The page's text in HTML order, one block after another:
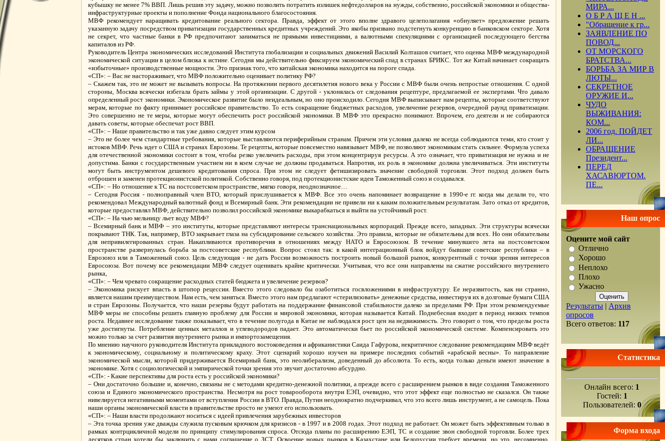
кубышку не менее 7% ВВП. Лишь решив эту задачу, можно позволить потратить излишек нефтедолларов на нужды, собственно, российской экономики и общества-
инфраструктурные проекты и пополнение Фонда национального благосостояния.
МВФ рекомендует наращивать кредитование реального сектора. Правда, эффект от этого вполне здравого целеполагания «обнуляет» предложение решать
указанную задачу посредством приватизации государственных кредитных учреждений. Это якобы призвано подстегнуть конкуренцию в банковском секторе. Хотя
не секрет, что частные банки в РФ предпочитают заниматься не прямыми инвестициями, а валютными спекуляциями с организацией последующего бегства
капиталов из РФ.
Руководитель Центра экономических исследований Института глобализации и социальных движений Василий Колташов считает, что оценка МВФ международной
экономической ситуации в целом близка к истине. Сегодня мы действительно фиксируем экономический спад в странах БРИКС. Тот же Китай начинает сокращать
«избыточные» производственные мощности. Это признак того, что китайская экономика находится на пороге спада.
«СП»: – Вас не настораживает, что МВФ положительно оценивает политику РФ?
– Скажем так, это не может не вызывать вопросы. На протяжении первого десятилетия нового века у России с МВФ были очень непростые отношения. С одной
стороны, Москва всячески избегала брать займы у этой организации. С другой - уклонялась от следования рецептуре, предлагаемой ее экспертами. Что давало
определенный рост экономики. Экономическое развитие было неидеальным, но оно происходило. Сегодня МВФ выписывает нам рецепты, которые соответствуют
мерам, которые по факту принимает российское правительство. То есть сокращение бюджетных расходов, увеличение резервов, очередной раунд приватизации.
Это совершенно не те меры, которые могут обеспечить рост российской экономики. В МВФ это прекрасно понимают. Впрочем, его деятели и не собираются
давать советы, которые обеспечат рост ВВП.
«СП»: – Наше правительство и так уже давно следует этим курсом
– Это не более чем стандартные требования, которые выставляются периферийным странам. Причем эти условия далеко не всегда соблюдаются теми, кто стоит у
истоков МВФ. Речь идет о США и странах Еврозоны. Те рецепты, которые повсеместно навязывает МВФ, не позволяют экономикам стать сильнее. Формула успеха
для отечественной экономики состоит в том, чтобы резко увеличить расходы, при этом концентрируя ресурсы. А это означает, что приватизация не нужна и не
допустима. Банки с государственным участием ни в коем случае не должны продаваться. Напротив, их роль в экономике должна увеличиваться. Эти институты
могут быть инструментом дешевого кредитования спроса. При этом не следует фетишизировать значение свободной торговли. Этот подход должен быть
отброшен и заменен протекционистской политикой. Собственно говоря, под протекционистские идеи Таможенный союз и создавался.
«СП»: – Но отношение к ТС на постсоветском пространстве, мягко говоря, неоднозначное…
– Сегодня Россия - полноправный член ВТО, который прислушивается к МВФ. Все это очень напоминает возвращение в 1990-е гг. когда мы делали то, что
рекомендовал Международный валютный фонд и Всемирный банк. Эти рекомендации не привели ни к каким положительным результатам. Зато отказ от кредитов,
которые предоставлял МВФ, действительно позволил российской экономике выкарабкаться и выйти на устойчивый рост.
«СП»: – На чью мельницу льет воду МВФ?
– Всемирный банк и МВФ – это институты, которые представляют интересы транснациональных корпораций. Прежде всего, западных. Эти структуры всячески
покрывают ТНК. Так, например, ВТО закрывает глаза на субсидирование сельского хозяйства. Это правила, которые не обязательны для всех. Но они обязательны
для непривилегированных стран. Накапливаются противоречия в отношениях между НАТО и Евросоюзом. В течение минувшего лета на постсоветском
пространстве развернулась борьба за постсоветские республики. Вопрос стоял так: в какой интеграционный блок войдут бывшие советские республики – в
Еврозоюз или в Таможенный союз. Цель следующая - не дать России возможность построить новый большой рынок, конкурентный с точки зрения интересов
Евросоюза. Вот почему все рекомендации МВФ следует оценивать крайне критически. Учитывая, что все они направлены на сжатие российского внутреннего
рынка,
«СП»: – Чем чревато сокращение расходных статей бюджета и увеличение резервов?
– Экономика рискует впасть в штопор рецессии. Вместо этого следовало бы озаботиться госвложениями в инфраструктуру. Ее неразвитость, как ни странно,
является нашим преимуществом. Нам есть, чем заняться. Вместо этого нам предлагают «стерилизовать» денежные средства, инвестируя их в долговые бумаги США
и стран Еврозоны. Получается, что наши резервы будут работать на поддержание финансовой стабильности далеко за пределами РФ. При этом рекомендуемые
МВФ меры не способны решить главную проблему для России и мировой экономики, которая называется Китай. Поднебесная входит в период низких темпов
роста. Недавнее исследование также показывает, что в течение полугода в Китае не наблюдался рост цен на недвижимость. Это говорит о том, что пределы роста
уже достигнуты. Потребление ценных металлов и углеводородов падает. Это автоматически бьет по российской экономической системе. Компенсировать это
можно только за счет развития внутреннего рынка и импортозамещения.
По мнению научного руководителя Института прикладного востоковедения и африканистики Саида Гафурова, некритичное следование рекомендациям МВФ ведёт
к экономическому, социальному и политическому краху. Этот сценарий хорошо изучен на примере последних событий «арабской весны». То направление
экономической мысли, которой придерживается Всемирный банк, это неолиберализм, доведенный до абсолюта. То есть, когда только деньги имеют значение в
экономике. Хотя с социологической и эмпирической точки зрения это звучит достаточно абсурдно.
«СП»: - Какие перспективы для роста есть у российской экономики?
– Они достаточно большие и, конечно, связаны не с методами кредитно-денежной политики, а прежде всего с расширением рынков в виде создания Таможенного
союза и Единого экономического пространства. Несмотря на рост товарооборота внутри ЕЭП, очевидно, что этот эффект еще полностью не сказался. Он также
нивелируется негативными моментами от вступления России в ВТО. Правда, Путин неоднократно подчеркивал, что это всего лишь инструмент, а не самоцель. Пока
наши органы экономической власти в правительстве просто не умеют его использовать.
«СП»: – Наши власти продолжают носиться с идеей привлечения зарубежных инвесторов
– Эта точка зрения уже дважды служила пусковым крючком для кризисов - в 1997 и в 2008 годах. Этот подход не работает. Он может быть эффективным только в
рамках контрцикличной модели по принципу стимулирования спроса. Отсюда планы по расширению ЕЭП, ТС и создание звон свободной торговли. Более трех
десятков стран хотели бы заключить с нами соглашение о ЗСТ. Освоение новых рынков в Казахстане или Белоруссии требует времени, но это, несомненно,
МИРА...
О Б Р А Щ Е Н ...
"Обращение к гр...
ЗАЯВЛЕНИЕ ПО
ПОВОД...
ОТ МОРСКОГО
БРАТСТВА...
БОРЬБА ЗА МИР В
ЛЮТЫ...
СЕКРЕТНОЕ
ОРУЖИЕ И...
ЧУДО
ВЫЖИВАНИЯ:
КОМ...
2006 год. ПОЙДЕТ
ЛИ...
ОБРАЩЕНИЕ
Президент...
ПЕРЕД
ХАСАВЮРТОМ.
ПЕ...
Наш опрос
Оцените мой сайт
Отлично
Хорошо
Неплохо
Плохо
Ужасно
Результаты | Архив
опросов
Всего ответов: 117
Статистика
Онлайн всего: 1
Гостей: 1
Пользователей: 0
Форма входа